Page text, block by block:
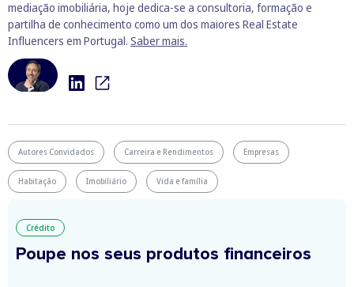
mediação imobiliária, hoje dedica-se a consultoria, formação e
partilha de conhecimento como um dos maiores Real Estate
Influencers em Portugal. Saber mais.
Autores Convidados Carreira e Rendimentos Empresas
Habitação Imobiliário Vida e família
Crédito
Poupe nos seus produtos financeiros